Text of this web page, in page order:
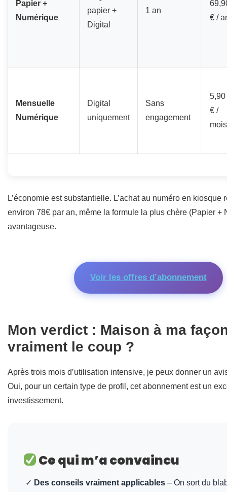
Papier +
Numérique
papier +
Digital
1 an
€ /
Mensuelle
Numérique
Digital
uniquement
Sans
engagement
5,90
€ /
mois
L’économie est substantielle. L’achat au numéro en kiosque
environ 78€ par an, même la formule la plus chère (Papier +
avantageuse.
Voir les offres d’abonnement
Mon verdict : Maison à ma
vraiment le coup ?
Après trois mois d’utilisation intensive, je peux donner un
Oui, pour un certain type de profil, cet abonnement est un
investissement.
Ce qui m’a convaincu
✓ Des conseils vraiment applicables – On sort du